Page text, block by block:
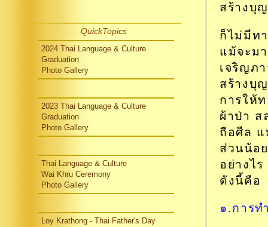
QuickTopics
2024 Thai Language & Culture
Graduation
Photo Gallery
2023 Thai Language & Culture
Graduation
Photo Gallery
Thai Language & Culture
Wai Khru Ceremony
Photo Gallery
Loy Krathong - Thai Father's Day
สร้างบุ
ก็ไม่มีท
แม้จะม
เจริญภ
สร้างบุ
การให้
ผ้าป่า ส
ถือศีล แ
ส่วนน้อ
อย่างไ
ดังนี้คือ
๑.การท